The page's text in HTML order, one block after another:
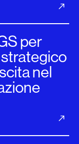
per
strategico
nel